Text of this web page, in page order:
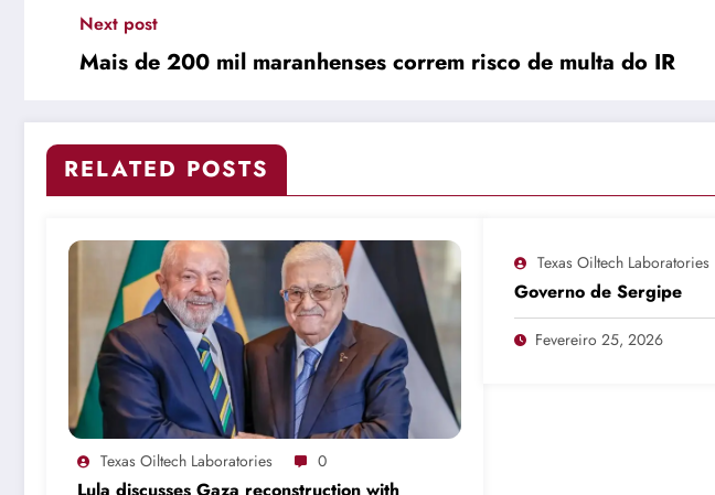
Next post
Mais de 200 mil maranhenses correm risco de multa do IR
RELATED POSTS
Texas Oiltech Laboratories 0
Texas Oiltech Laboratories
Governo de Sergipe
Fevereiro 25, 2026